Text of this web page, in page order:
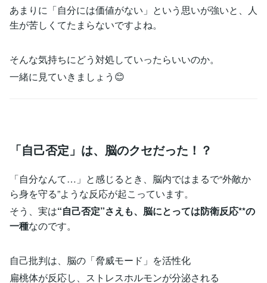
あまりに「自分には価値がない」という思いが強いと、人
生が苦しくてたまらないですよね。
そんな気持ちにどう対処していったらいいのか。
一緒に見ていきましょう😊
「自己否定」は、脳のクセだった！？
「自分なんて…」と感じるとき、脳内ではまるで“外敵か
ら身を守る”ような反応が起こっています。
そう、実は“自己否定”さえも、脳にとっては防衛反応**の
一種なのです。
自己批判は、脳の「脅威モード」を活性化
扁桃体が反応し、ストレスホルモンが分泌される